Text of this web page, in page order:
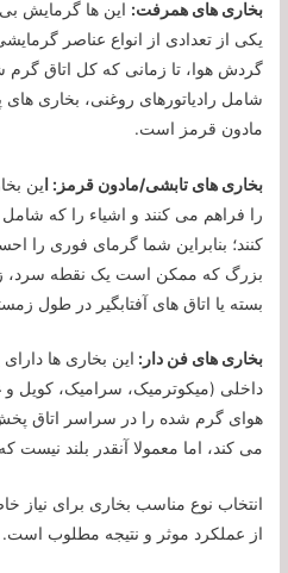
بخاری های همرفت: این ها گرمایش بی
یکی از تعدادی از انواع عناصر
گردش هوا، تا زمانی که کل اتاق
شامل رادیاتورهای روغنی، بخاری
مادون قرمز است.
بخاری های تابشی/مادون قرمز: این
را فراهم می کنند و اشیاء را که
کنند؛ بنابراین شما گرمای فوری را
بزرگ که ممکن است یک نقطه سرد،
بسته یا اتاق های آفتابگیر در طول
بخاری های فن دار: این بخاری ها
داخلی (میکوترمیک، سرامیک، کویل
هوای گرم شده را در سراسر اتاق
می کند، اما معمولا آنقدر بلند نیست
انتخاب نوع مناسب بخاری برای نیاز
از عملکرد موثر و نتیجه مطلوب است.